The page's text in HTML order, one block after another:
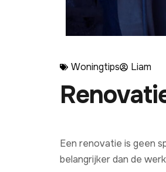
Woningtips Liam
Een renovatie is geen
belangrijker dan de